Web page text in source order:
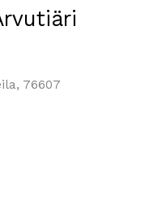
76607